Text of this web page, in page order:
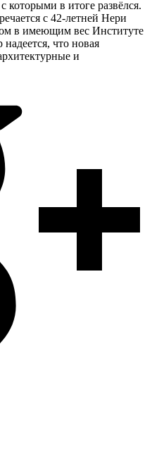
в итоге развёлся.
с 42-летней Нери
в имеющим вес Институте
что новая
и